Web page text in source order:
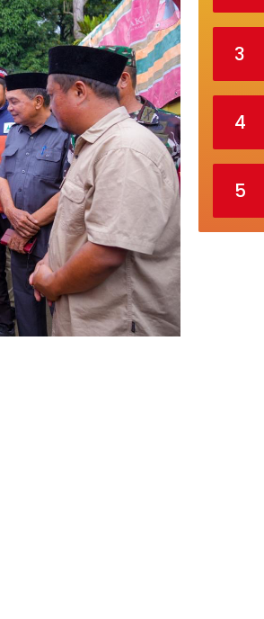
3
4
5